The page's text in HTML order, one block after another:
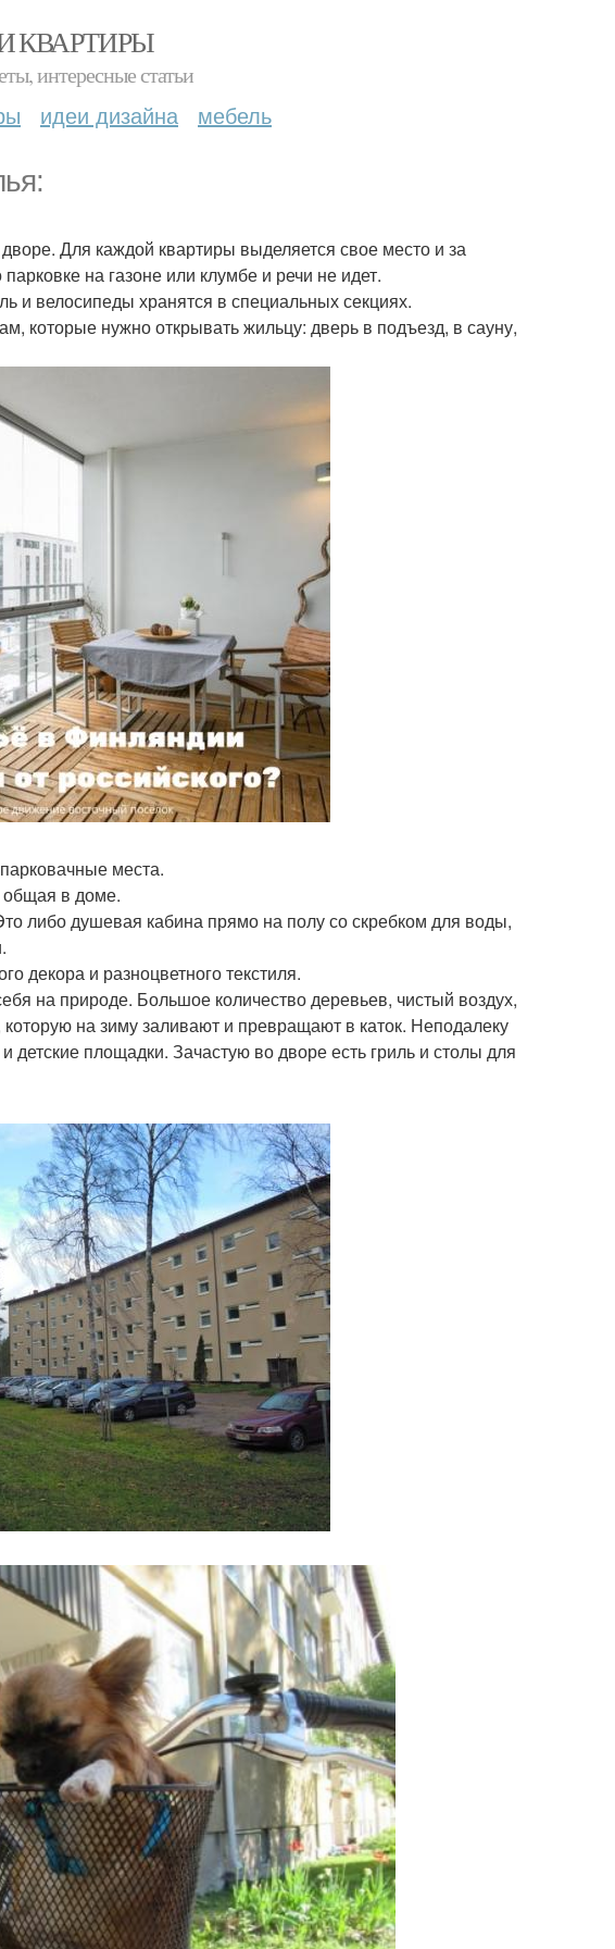
КВАРТИРЫ
интересные статьи
идеи дизайна мебель
Для каждой квартиры выделяется свое место и за
на газоне или клумбе и речи не идет.
и велосипеды хранятся в специальных секциях.
которые нужно открывать жильцу: дверь в подъезд, в сауну,
места.
общая в доме.
либо душевая кабина прямо на полу со скребком для воды,
декора и разноцветного текстиля.
на природе. Большое количество деревьев, чистый воздух,
на зиму заливают и превращают в каток. Неподалеку
площадки. Зачастую во дворе есть гриль и столы для